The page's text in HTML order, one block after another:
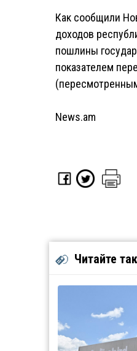
Как сообщили
доходов
пошлины
показателем
News.am
Читайте